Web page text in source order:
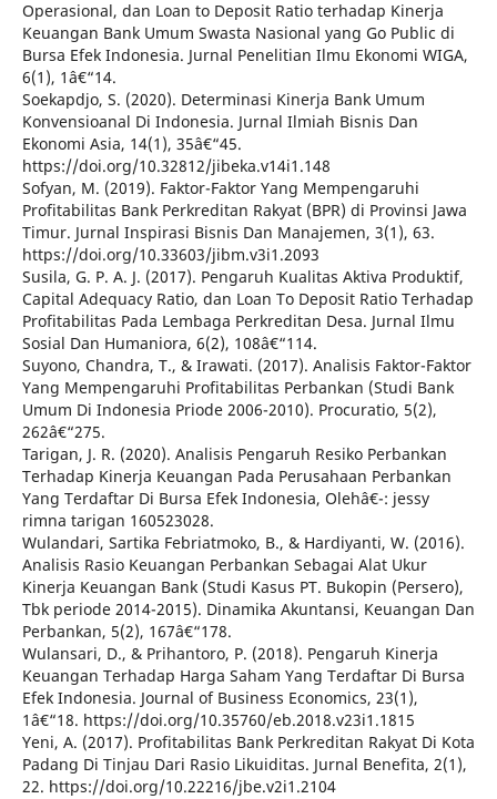
Operasional, dan Loan to Deposit Ratio terhadap Kinerja
Keuangan Bank Umum Swasta Nasional yang Go Public di
Bursa Efek Indonesia. Jurnal Penelitian Ilmu Ekonomi WIGA,
6(1), 1â€“14.
Soekapdjo, S. (2020). Determinasi Kinerja Bank Umum
Konvensioanal Di Indonesia. Jurnal Ilmiah Bisnis Dan
Ekonomi Asia, 14(1), 35â€“45.
https://doi.org/10.32812/jibeka.v14i1.148
Sofyan, M. (2019). Faktor-Faktor Yang Mempengaruhi
Profitabilitas Bank Perkreditan Rakyat (BPR) di Provinsi Jawa
Timur. Jurnal Inspirasi Bisnis Dan Manajemen, 3(1), 63.
https://doi.org/10.33603/jibm.v3i1.2093
Susila, G. P. A. J. (2017). Pengaruh Kualitas Aktiva Produktif,
Capital Adequacy Ratio, dan Loan To Deposit Ratio Terhadap
Profitabilitas Pada Lembaga Perkreditan Desa. Jurnal Ilmu
Sosial Dan Humaniora, 6(2), 108â€“114.
Suyono, Chandra, T., & Irawati. (2017). Analisis Faktor-Faktor
Yang Mempengaruhi Profitabilitas Perbankan (Studi Bank
Umum Di Indonesia Priode 2006-2010). Procuratio, 5(2),
262â€“275.
Tarigan, J. R. (2020). Analisis Pengaruh Resiko Perbankan
Terhadap Kinerja Keuangan Pada Perusahaan Perbankan
Yang Terdaftar Di Bursa Efek Indonesia, Olehâ€¯: jessy
rimna tarigan 160523028.
Wulandari, Sartika Febriatmoko, B., & Hardiyanti, W. (2016).
Analisis Rasio Keuangan Perbankan Sebagai Alat Ukur
Kinerja Keuangan Bank (Studi Kasus PT. Bukopin (Persero),
Tbk periode 2014-2015). Dinamika Akuntansi, Keuangan Dan
Perbankan, 5(2), 167â€“178.
Wulansari, D., & Prihantoro, P. (2018). Pengaruh Kinerja
Keuangan Terhadap Harga Saham Yang Terdaftar Di Bursa
Efek Indonesia. Journal of Business Economics, 23(1),
1â€“18. https://doi.org/10.35760/eb.2018.v23i1.1815
Yeni, A. (2017). Profitabilitas Bank Perkreditan Rakyat Di Kota
Padang Di Tinjau Dari Rasio Likuiditas. Jurnal Benefita, 2(1),
22. https://doi.org/10.22216/jbe.v2i1.2104